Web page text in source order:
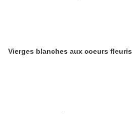
Vierges blanches aux coeurs fleuris